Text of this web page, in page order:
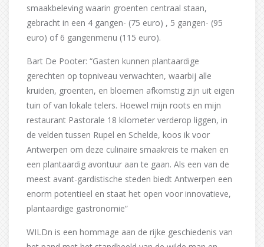
smaakbeleving waarin groenten centraal staan,
gebracht in een 4 gangen- (75 euro) , 5 gangen- (95
euro) of 6 gangenmenu (115 euro).
Bart De Pooter: “Gasten kunnen plantaardige
gerechten op topniveau verwachten, waarbij alle
kruiden, groenten, en bloemen afkomstig zijn uit eigen
tuin of van lokale telers. Hoewel mijn roots en mijn
restaurant Pastorale 18 kilometer verderop liggen, in
de velden tussen Rupel en Schelde, koos ik voor
Antwerpen om deze culinaire smaakreis te maken en
een plantaardig avontuur aan te gaan. Als een van de
meest avant-gardistische steden biedt Antwerpen een
enorm potentieel en staat het open voor innovatieve,
plantaardige gastronomie”
WILDn is een hommage aan de rijke geschiedenis van